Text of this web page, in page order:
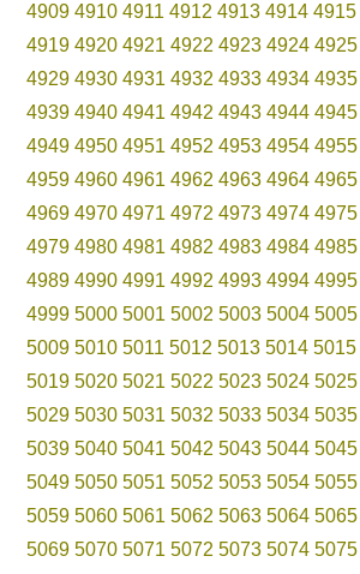
4909 4910 4911 4912 4913 4914 4915
4919 4920 4921 4922 4923 4924 4925
4929 4930 4931 4932 4933 4934 4935
4939 4940 4941 4942 4943 4944 4945
4949 4950 4951 4952 4953 4954 4955
4959 4960 4961 4962 4963 4964 4965
4969 4970 4971 4972 4973 4974 4975
4979 4980 4981 4982 4983 4984 4985
4989 4990 4991 4992 4993 4994 4995
4999 5000 5001 5002 5003 5004 5005
5009 5010 5011 5012 5013 5014 5015
5019 5020 5021 5022 5023 5024 5025
5029 5030 5031 5032 5033 5034 5035
5039 5040 5041 5042 5043 5044 5045
5049 5050 5051 5052 5053 5054 5055
5059 5060 5061 5062 5063 5064 5065
5069 5070 5071 5072 5073 5074 5075